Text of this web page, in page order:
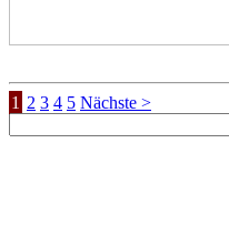
1 2 3 4 5 Nächste >